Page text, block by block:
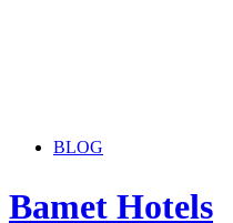
BLOG
Bamet Hotels